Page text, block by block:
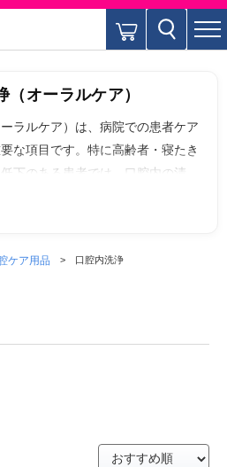
（オーラルケア）
ラルケア）は、病院での患者ケア
な項目です。特に高齢者・寝たき
下のある患者では、口腔内の清潔
は歯ブラシ（柔らかめ）、スポン
吸引装置（口腔内吸引）などが有
ケア用品 口腔内洗浄